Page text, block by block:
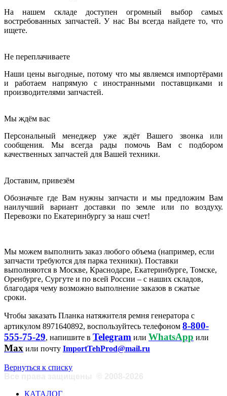
На нашем складе доступен огромный выбор самых
востребованных запчастей. У нас Вы всегда найдете то, что
ищете.
Не переплачиваете
Наши цены выгодные, потому что мы являемся импортёрами
и работаем напрямую с иностранными поставщиками и
производителями запчастей.
Мы ждём вас
Персональный менеджер уже ждёт Вашего звонка или
сообщения. Мы всегда рады помочь Вам с подбором
качественных запчастей для Вашей техники.
Доставим, привезём
Обозначьте где Вам нужны запчасти и мы предложим Вам
наилучший вариант доставки по земле или по воздуху.
Перевозки по Екатеринбургу за наш счет!
Мы можем выполнить заказ любого объема (например, если
запчасти требуются для парка техники). Поставки
выполняются в Москве, Краснодаре, Екатеринбурге, Томске,
Оренбурге, Сургуте и по всей России – с наших складов,
благодаря чему возможно выполнение заказов в сжатые
сроки.
Чтобы заказать Планка натяжителя ремня генератора с
артикулом 8971640892, воспользуйтесь телефоном 8-800-
555-75-29, напишите в Telegram или WhatsApp или
Max или почту ImportTehProd@mail.ru
Вернуться к списку
КАТАЛОГ